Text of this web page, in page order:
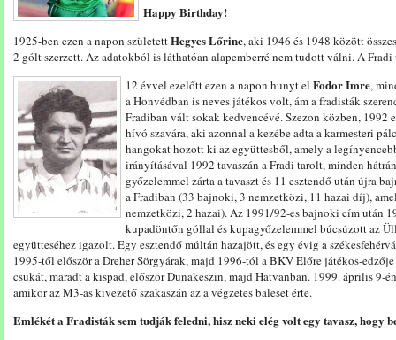
Happy Birthday!
1925-ben ezen a napon születettHegyes Lőrinc, aki 1946 és 1948 között
2 gólt szerzett. Az adatokból is láthatóan alapemberré nem tudott válni. A
12 évvel ezelőtt ezen a napon hunyt el Fodor Imre,
a Honvédban is neves játékos volt, ám a fradisták
Fradiban vált sokak kedvencévé. Szezon közben,
hívó szavára, aki azonnal a kezébe adta a karmesteri
hangokat hozott ki az együttesből, amely a
irányításával 1992 tavaszán a Fradi tarolt, minden
győzelemmel zárta a tavaszt és 11 esztendő után újra
a Fradiban (33 bajnoki, 3 nemzetközi, 11 hazai díj),
nemzetközi, 2 hazai). Az 1991/92-es bajnoki cím után
kupadöntőn góllal és kupagyőzelemmel búcsúzott az
együtteséhez igazolt. Egy esztendő múltán hazajött, és egy évig a
1995-től először a Dreher Sörgyárak, majd 1996-tól a BKV Előre játékos-
csukát, maradt a kispad, először Dunakeszin, majd Hatvanban. 1999. április 9-
amikor az M3-as kivezető szakaszán az a végzetes baleset érte.
Emlékét a Fradisták sem tudják feledni, hisz neki elég volt egy tavasz, hogy